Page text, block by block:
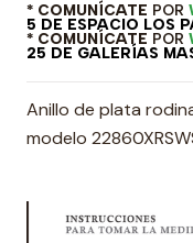
* COMUNÍCATE POR
5 DE ESPACIO LOS
* COMUNÍCATE POR
25 DE GALERÍAS
Anillo de plata
modelo